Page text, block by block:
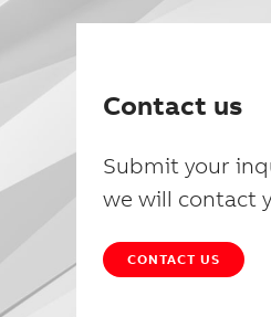
Contact us
Submit your
we will contact
CONTACT US